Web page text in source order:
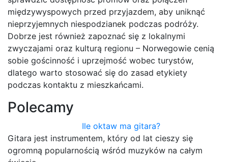
międzywyspowych przed przyjazdem, aby uniknąć
nieprzyjemnych niespodzianek podczas podróży.
Dobrze jest również zapoznać się z lokalnymi
zwyczajami oraz kulturą regionu – Norwegowie cenią
sobie gościnność i uprzejmość wobec turystów,
dlatego warto stosować się do zasad etykiety
podczas kontaktu z mieszkańcami.
Polecamy
Ile oktaw ma gitara?
Gitara jest instrumentem, który od lat cieszy się
ogromną popularnością wśród muzyków na całym